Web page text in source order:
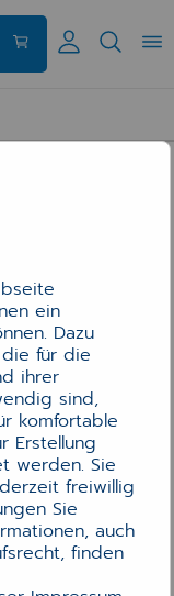
ein
Dazu
für die
ihrer
sind,
komfortable
Erstellung
werden. Sie
freiwillig
Sie
auch
finden